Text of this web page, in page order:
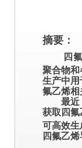
摘要：
四
聚合物
生产中
氟乙烯相
最近，
获取四
可高效
四氟乙